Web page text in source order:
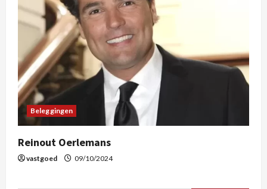
Beleggingen
Reinout Oerlemans
vastgoed 09/10/2024